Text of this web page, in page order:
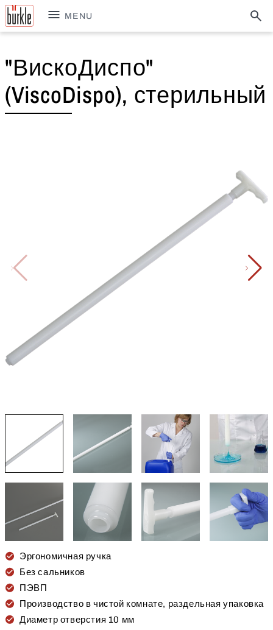
MENU
"ВискоДиспо"
(ViscoDispo), стерильный
Эргономичная ручка
Без сальников
ПЭВП
Производство в чистой комнате, раздельная упаковка
Диаметр отверстия 10 мм